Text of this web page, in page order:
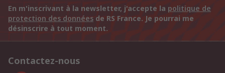
En m'inscrivant à la newsletter, j'accepte la politique de
protection des données de RS France. Je pourrai me
désinscrire à tout moment.
Contactez-nous